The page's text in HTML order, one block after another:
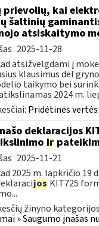
prievolių, kai
šaltinių
atsiskaitymo
2025-11-28
atsižvelgdami į
klausimus dėl
taikymo bei
2024 m.
Pridėtinės
deklaracijos
ir
2025-11-21
2025 m. lapkričio 19
jos KIT725
žinyno
» Saugumo įnašas